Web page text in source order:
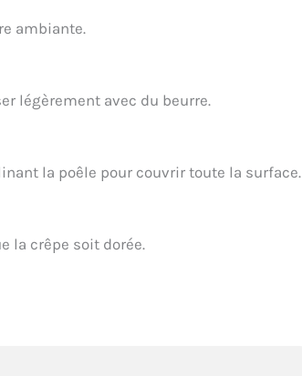
ambiante.
légèrement avec du beurre.
la poêle pour couvrir toute la surface.
la crêpe soit dorée.